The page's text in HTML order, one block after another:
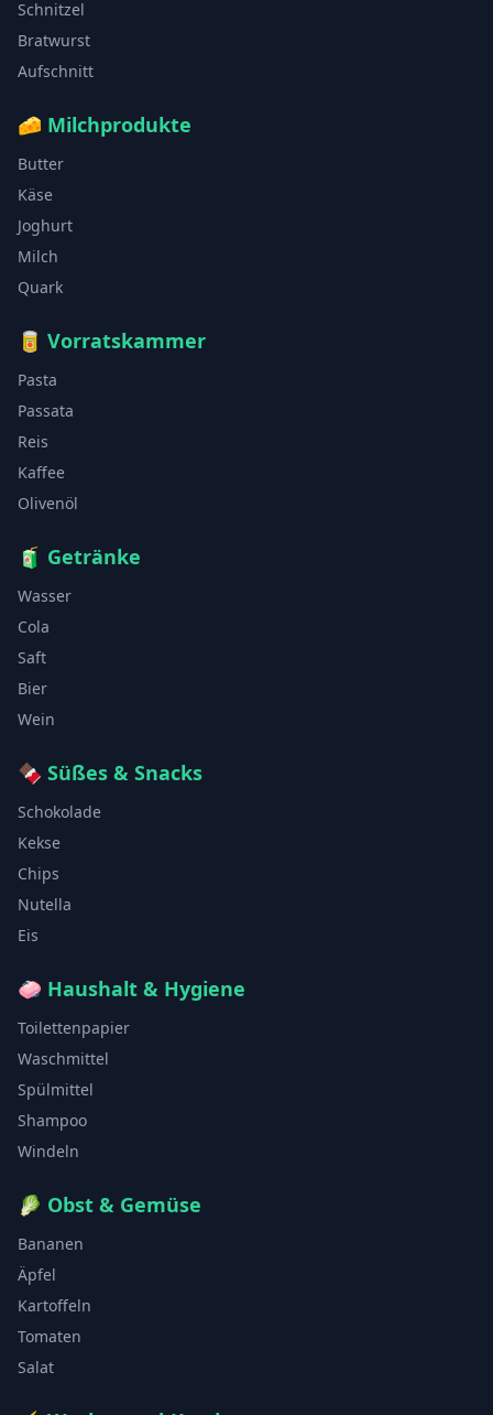
Schnitzel
Bratwurst
Aufschnitt
🧀 Milchprodukte
Butter
Käse
Joghurt
Milch
Quark
🥫 Vorratskammer
Pasta
Passata
Reis
Kaffee
Olivenöl
🧃 Getränke
Wasser
Cola
Saft
Bier
Wein
🍫 Süßes & Snacks
Schokolade
Kekse
Chips
Nutella
Eis
🧼 Haushalt & Hygiene
Toilettenpapier
Waschmittel
Spülmittel
Shampoo
Windeln
🥬 Obst & Gemüse
Bananen
Äpfel
Kartoffeln
Tomaten
Salat